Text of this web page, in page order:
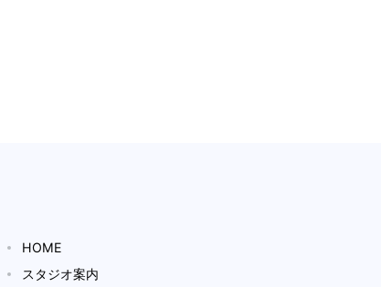
HOME
スタジオ案内